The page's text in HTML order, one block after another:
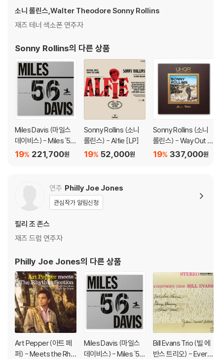
an intriguing original, "Paul's Pal", and the mining of unusual mat
erial such as "My Reverie" and "The Most Beautiful Girl In The
World".
Originally released in 1956.
LP 구매시 참고 사항 안내드립니다.
※ 재킷/구성품/포장 상태
1) 제작/배송 과정에 따라 경미한 재킷 주름, 모서리 눌림, 갈라짐이 발생
할 수 있으며 속지(이너 슬리브)는 디스크와의 접촉으로 인해 갈라질 수
있습니다.
2) 디스크 라벨은 공정상 매끄럽게 부착되지 않을 수도 있으며 겉포장 비
닐은 품질보증대상이 아닙니다.
3) 일본 제작 LP는 대부분 겉비닐이 밀봉되어 있지 않습니다.
4) 디지털 다운로드 코드는 본사에서 공지 없이 증정 종료될 수 있습니다.
※ 재생 불량
모델) 다이내믹 사운드의 편차가 큰 트랙을 재생할 때 이상 현상이 발생할
수 있습니다.
기기 문제로 인해 발생하는 재생 불량 현상에 대해서는 반품/교환이 불가
하니 침압 조절이 가능한 기기에서 재생하실 것을 권유 드립니다.
2) 디스크는 정전기와 먼지로 인해 재생이 원활하지 않은 경우가 있습니
다. 전용 제품으로 이를 제거하면 대부분 해결됩니다.
소니 롤린스,Walter Theodore Sonny Rollins
재즈 테너 색소폰 연주자
Sonny Rollins의 다른 상품
Miles Davis (마일스
데이비스) - Miles '56:
The Prestige Recor
221,700원
19%
Sonny Rollins (소니
롤린스) - Alfie [LP]
52,000원
19%
Sonny Rollins (소니
롤린스) - Way Out W
est [투명 컬러 2LP]
337,000원
19%
연주 Philly Joe Jones
관심작가 알림신청
필리 조 존스
재즈 드럼 연주자
Philly Joe Jones의 다른 상품
Art Pepper (아트 페
퍼) - Meets the Rhy
Miles Davis (마일스
데이비스) - Miles '56:
Bill Evans Trio (빌 에
반스 트리오) - Every